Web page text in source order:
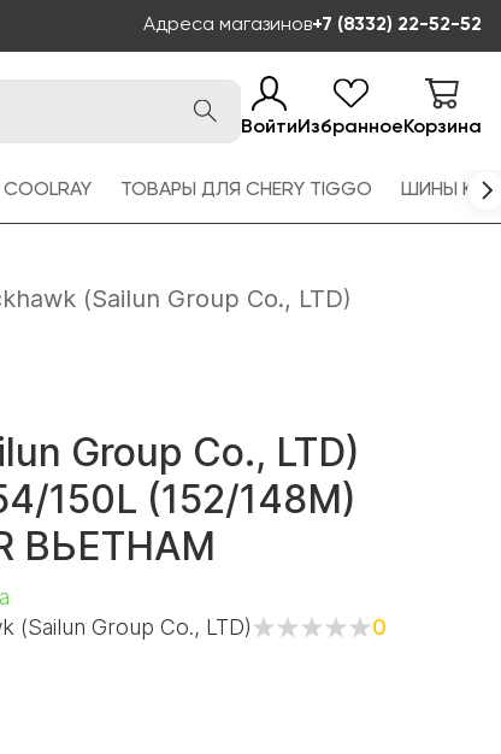
Адреса магазинов+7 (8332) 22-52-52
ВойтиИзбранноеКорзина
ТОВАРЫ ДЛЯ CHERY TIGGO ШИНЫ
(Sailun Group Co., LTD)
Group Co., LTD)
150L (152/148M)
ВЬЕТНАМ
(Sailun Group Co., LTD) 0